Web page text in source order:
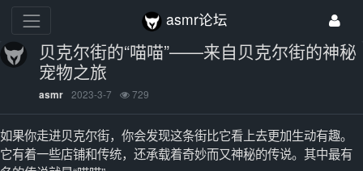
asmr论坛
贝克尔街的“喵喵”——来自贝克尔街的神秘
宠物之旅
asmr 2023-3-7 729
如果你走进贝克尔街，你会发现这条街比它看上去更加生动有趣。
它有着一些店铺和传统，还承载着奇妙而又神秘的传说。其中最有